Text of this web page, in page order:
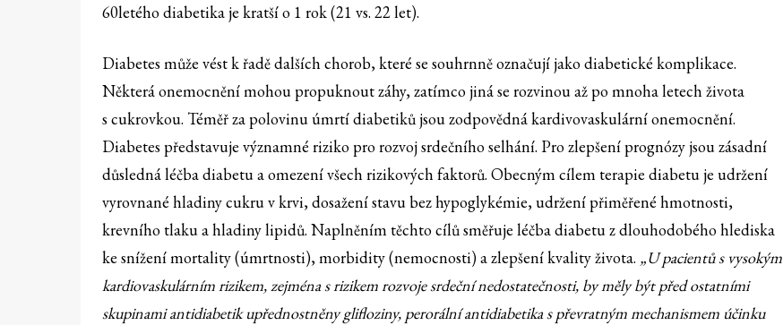
60letého diabetika je kratší o 1 rok (21 vs. 22 let).
Diabetes může vést k řadě dalších chorob, které se souhrnně označují jako diabetické komplikace.
Některá onemocnění mohou propuknout záhy, zatímco jiná se rozvinou až po mnoha letech života
s cukrovkou. Téměř za polovinu úmrtí diabetiků jsou zodpovědná kardivovaskulární onemocnění.
Diabetes představuje významné riziko pro rozvoj srdečního selhání. Pro zlepšení prognózy jsou zásadní
důsledná léčba diabetu a omezení všech rizikových faktorů. Obecným cílem terapie diabetu je udržení
vyrovnané hladiny cukru v krvi, dosažení stavu bez hypoglykémie, udržení přiměřené hmotnosti,
krevního tlaku a hladiny lipidů. Naplněním těchto cílů směřuje léčba diabetu z dlouhodobého hlediska
ke snížení mortality (úmrtnosti), morbidity (nemocnosti) a zlepšení kvality života. „U pacientů s vysokým
kardiovaskulárním rizikem, zejména s rizikem rozvoje srdeční nedostatečnosti, by měly být před ostatními
skupinami antidiabetik upřednostněny glifloziny, perorální antidiabetika s převratným mechanismem účinku